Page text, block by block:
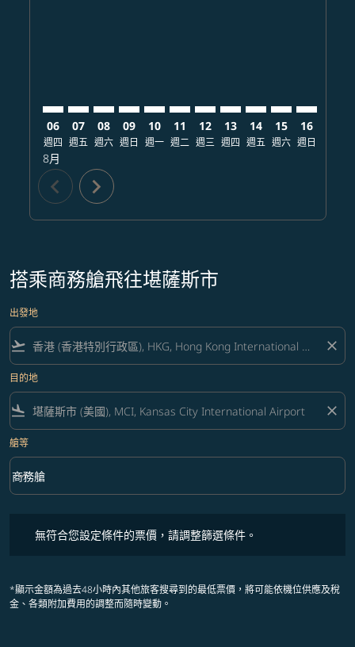
06
週四
8月
07
週五
08
週六
09
週日
10
週一
11
週二
12
週三
13
週四
14
週五
15
週六
16
週日
chevron_left chevron_right
搭乘商務艙飛往堪薩斯市
出發地
flight_takeoff close
目的地
flight_land close
艙等
艙等 option 商務艙 Selected
商務艙
keyboard_arrow_down
無符合您設定條件的票價，請調整篩選條件。
*顯示金額為過去48小時內其他旅客搜尋到的最低票價，將可能依機位供應及稅
金、各類附加費用的調整而隨時變動。